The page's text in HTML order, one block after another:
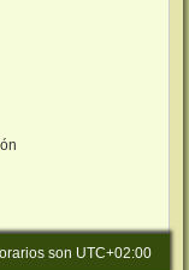
son UTC+02:00